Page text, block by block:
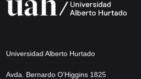
Universidad Alberto Hurtado
Avda. Bernardo O’Higgins 1825